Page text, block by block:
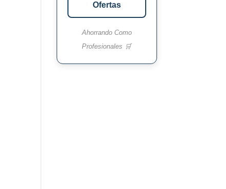
Ofertas
Ahorrando Como
Profesionales 🛒